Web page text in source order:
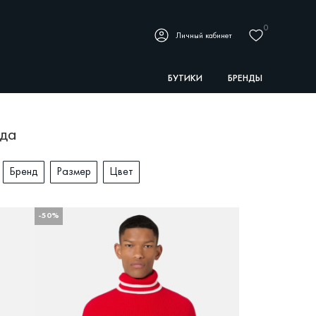
Личный кабинет
0
БУТИКИ БРЕНДЫ
ДРУГИЕ СЕЗОН
Бренд
БРЕНД
GIUSEPPE ZANOTTI
Размер
РАЗМЕР
Цвет
Белый
Голубой
-50%